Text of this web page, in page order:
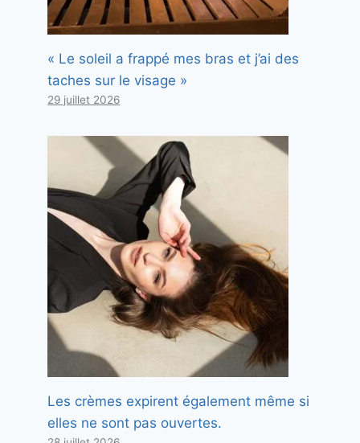
« Le soleil a frappé mes bras et j’ai des
taches sur le visage »
29 juillet 2026
Les crèmes expirent également même si
elles ne sont pas ouvertes.